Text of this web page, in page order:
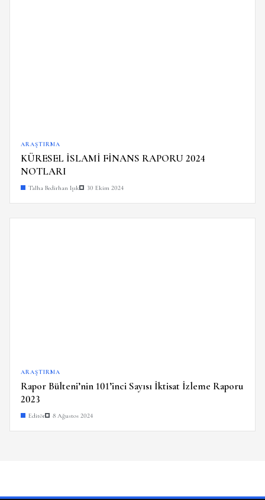
ARAŞTIRMA
KÜRESEL İSLAMİ FİNANS RAPORU 2024
NOTLARI
Talha Bedirhan Işık 30 Ekim 2024
ARAŞTIRMA
Rapor Bülteni’nin 101’inci Sayısı İktisat İzleme Raporu
2023
Editör 8 Ağustos 2024